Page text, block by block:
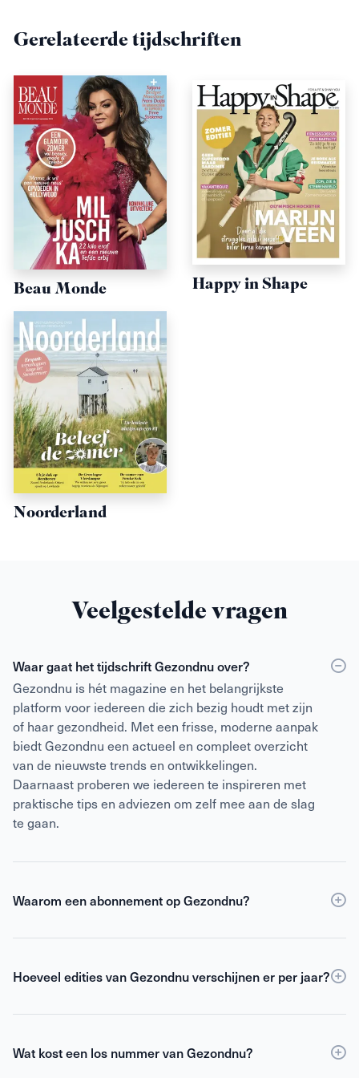
Gerelateerde tijdschriften
Beau Monde Happy in Shape
Noorderland
Veelgestelde vragen
Waar gaat het tijdschrift Gezondnu over?
Gezondnu is hét magazine en het belangrijkste
platform voor iedereen die zich bezig houdt met zijn
of haar gezondheid. Met een frisse, moderne aanpak
biedt Gezondnu een actueel en compleet overzicht
van de nieuwste trends en ontwikkelingen.
Daarnaast proberen we iedereen te inspireren met
praktische tips en adviezen om zelf mee aan de slag
te gaan.
Waarom een abonnement op Gezondnu?
Eenabonnementop Gezondnu is de slimste keuze
opzichte van losse verkoop én toegang tot de digitale
geïnformeerd en geïnspireerd om het beste uit jezelf
Hoeveel edities van Gezondnu verschijnen er per jaar?
Gezondnu verschijnt 6 keer per jaar.
Wat kost een los nummer van Gezondnu?